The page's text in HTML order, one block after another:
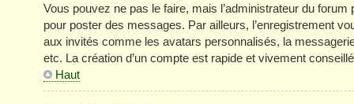
Vous pouvez ne pas le faire, mais l’administrateur du
pour poster des messages. Par ailleurs, l’enregistrement
aux invités comme les avatars personnalisés, la
etc. La création d’un compte est rapide et vivement
Haut